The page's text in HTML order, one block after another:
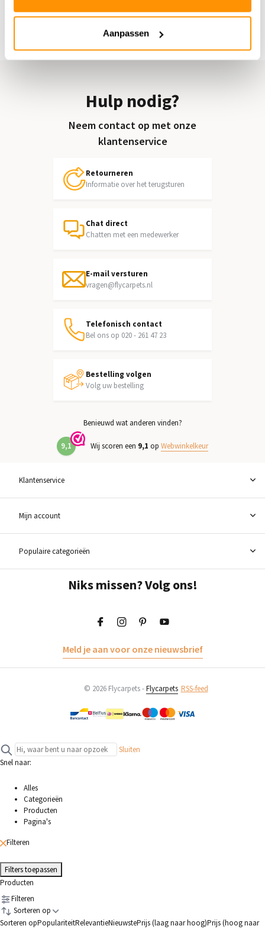
Aanpassen
Industriële vloerkleden
Hulp nodig?
Neem contact op met onze
klantenservice
Retourneren
Informatie over het terugsturen
Chat direct
Chatten met een medewerker
E-mail versturen
vragen@flycarpets.nl
Telefonisch contact
Bel ons op 020 - 261 47 23
Bestelling volgen
Volg uw bestelling
Benieuwd wat anderen vinden?
9,1 Wij scoren een 9,1 op Webwinkelkeur
Klantenservice
Mijn account
Populaire categorieën
Niks missen? Volg ons!
Meld je aan voor onze nieuwsbrief
© 2026 Flycarpets -Flycarpets RSS-feed
Sluiten
Snel naar:
Alles
Categorieën
Producten
Pagina's
Filteren
Filters toepassen
Producten
Filteren
Sorteren op
Sorteren opPopulariteitRelevantieNieuwstePrijs (laag naar hoog)Prijs (hoog naar